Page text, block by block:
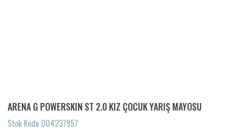
ARENA G POWERSKIN ST 2.0 KIZ ÇOCUK YARIŞ MAYOSU
Stok Kodu 004237957